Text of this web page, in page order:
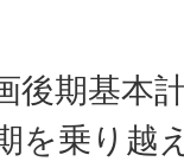
後期基本
を乗り越